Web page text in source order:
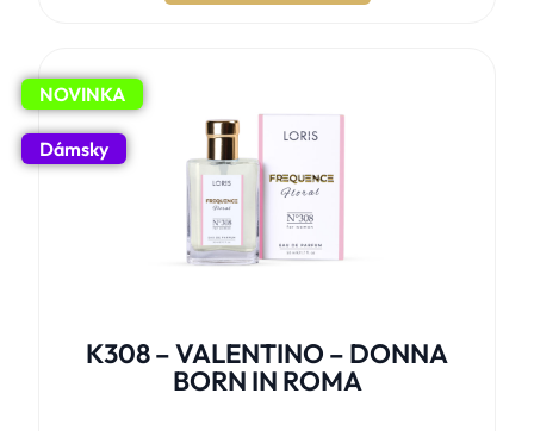
NOVINKA
Dámsky
K308 – VALENTINO – DONNA
BORN IN ROMA